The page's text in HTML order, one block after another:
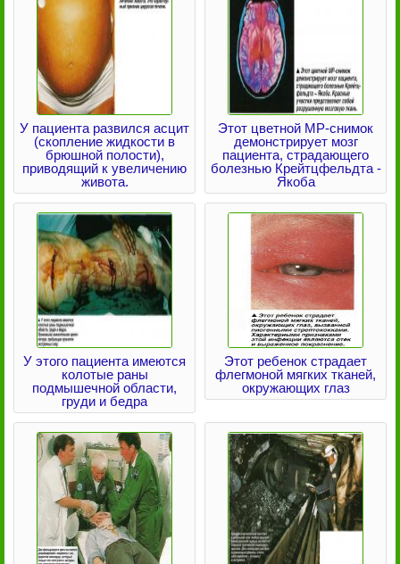
У пациента развился асцит
(скопление жидкости в
брюшной полости),
приводящий к увеличению
живота.
Этот цветной МР-снимок
демонстрирует мозг
пациента, страдающего
болезнью Крейтцфельдта -
Якоба
У этого пациента имеются
колотые раны
подмышечной области,
груди и бедра
Этот ребенок страдает
флегмоной мягких тканей,
окружающих глаз